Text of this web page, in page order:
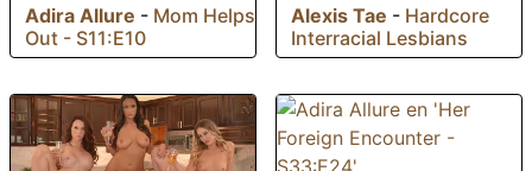
Adira Allure - Mom Helps
Out - S11:E10
Alexis Tae - Hardcore
Interracial Lesbians